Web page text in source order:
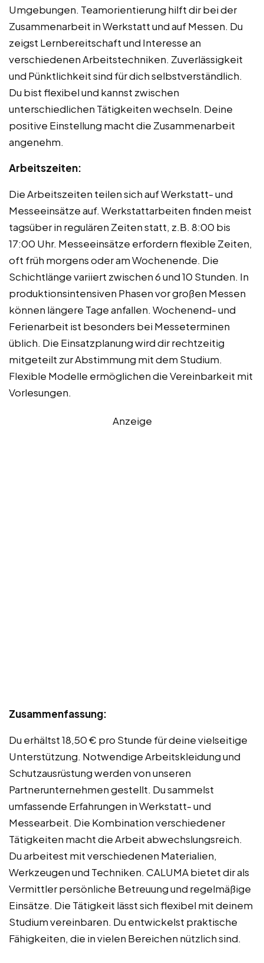
Umgebungen. Teamorientierung hilft dir bei der
Zusammenarbeit in Werkstatt und auf Messen. Du
zeigst Lernbereitschaft und Interesse an
verschiedenen Arbeitstechniken. Zuverlässigkeit
und Pünktlichkeit sind für dich selbstverständlich.
Du bist flexibel und kannst zwischen
unterschiedlichen Tätigkeiten wechseln. Deine
positive Einstellung macht die Zusammenarbeit
angenehm.
Arbeitszeiten:
Die Arbeitszeiten teilen sich auf Werkstatt- und
Messeeinsätze auf. Werkstattarbeiten finden meist
tagsüber in regulären Zeiten statt, z.B. 8:00 bis
17:00 Uhr. Messeeinsätze erfordern flexible Zeiten,
oft früh morgens oder am Wochenende. Die
Schichtlänge variiert zwischen 6 und 10 Stunden. In
produktionsintensiven Phasen vor großen Messen
können längere Tage anfallen. Wochenend- und
Ferienarbeit ist besonders bei Messeterminen
üblich. Die Einsatzplanung wird dir rechtzeitig
mitgeteilt zur Abstimmung mit dem Studium.
Flexible Modelle ermöglichen die Vereinbarkeit mit
Vorlesungen.
Anzeige
Zusammenfassung:
Du erhältst 18,50 € pro Stunde für deine vielseitige
Unterstützung. Notwendige Arbeitskleidung und
Schutzausrüstung werden von unseren
Partnerunternehmen gestellt. Du sammelst
umfassende Erfahrungen in Werkstatt- und
Messearbeit. Die Kombination verschiedener
Tätigkeiten macht die Arbeit abwechslungsreich.
Du arbeitest mit verschiedenen Materialien,
Werkzeugen und Techniken. CALUMA bietet dir als
Vermittler persönliche Betreuung und regelmäßige
Einsätze. Die Tätigkeit lässt sich flexibel mit deinem
Studium vereinbaren. Du entwickelst praktische
Fähigkeiten, die in vielen Bereichen nützlich sind.